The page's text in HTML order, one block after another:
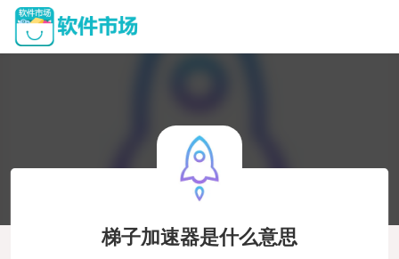
梯子加速器是什么意思